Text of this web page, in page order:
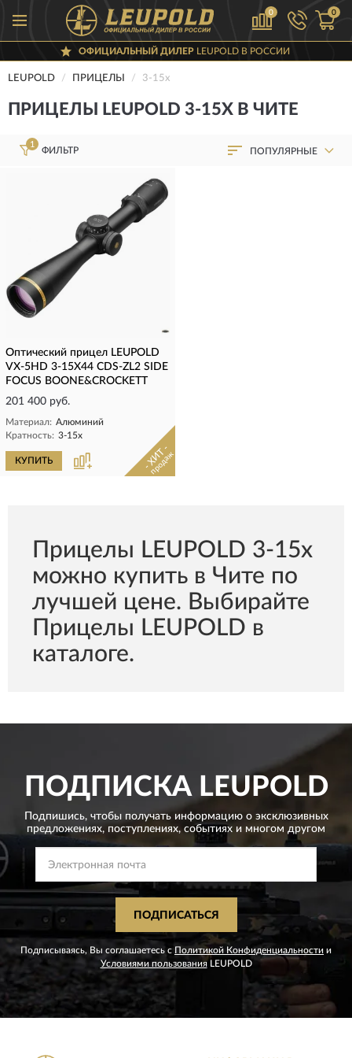
0 0
ОФИЦИАЛЬНЫЙ ДИЛЕР LEUPOLD В РОССИИ
LEUPOLD ПРИЦЕЛЫ 3-15х
ПРИЦЕЛЫ LEUPOLD 3-15Х В ЧИТЕ
1
ФИЛЬТР ПОПУЛЯРНЫЕ
Оптический прицел LEUPOLD
VX-5HD 3-15X44 CDS-ZL2 SIDE
FOCUS BOONE&CROCKETT
201 400 руб.
Материал: Алюминий
Кратность: 3-15х
КУПИТЬ - ХИТ -
продаж
Прицелы LEUPOLD 3-15х
можно купить в Чите по
лучшей цене. Выбирайте
Прицелы LEUPOLD в
каталоге.
ПОДПИСКАLEUPOLD
Подпишись, чтобы получать информацию о эксклюзивных
предложениях, поступлениях, событиях и многом другом
ПОДПИСАТЬСЯ
Подписываясь, Вы соглашаетесь с Политикой Конфиденциальности и
Условиями пользованияLEUPOLD